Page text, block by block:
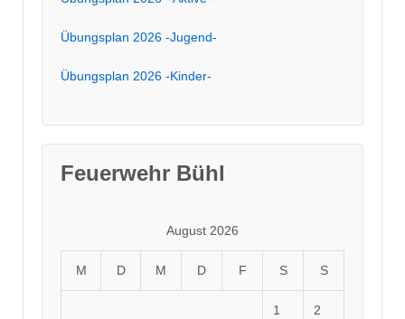
Übungsplan 2026 -Jugend-
Übungsplan 2026 -Kinder-
Feuerwehr Bühl
August 2026
M D M D F S S
1 2